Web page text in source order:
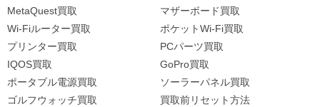
MetaQuest買取
マザーボード買取
Wi-Fiルーター買取
ポケットWi-Fi買取
プリンター買取
PCパーツ買取
IQOS買取
GoPro買取
ポータブル電源買取
ソーラーパネル買取
ゴルフウォッチ買取
買取前リセット方法